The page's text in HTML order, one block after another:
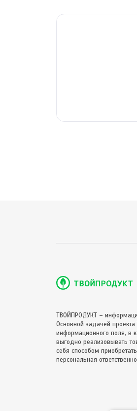
ТВОЙПРОДУКТ –
Основной задачей
информационного поля, в
выгодно реализовывать
себя способом
персональная